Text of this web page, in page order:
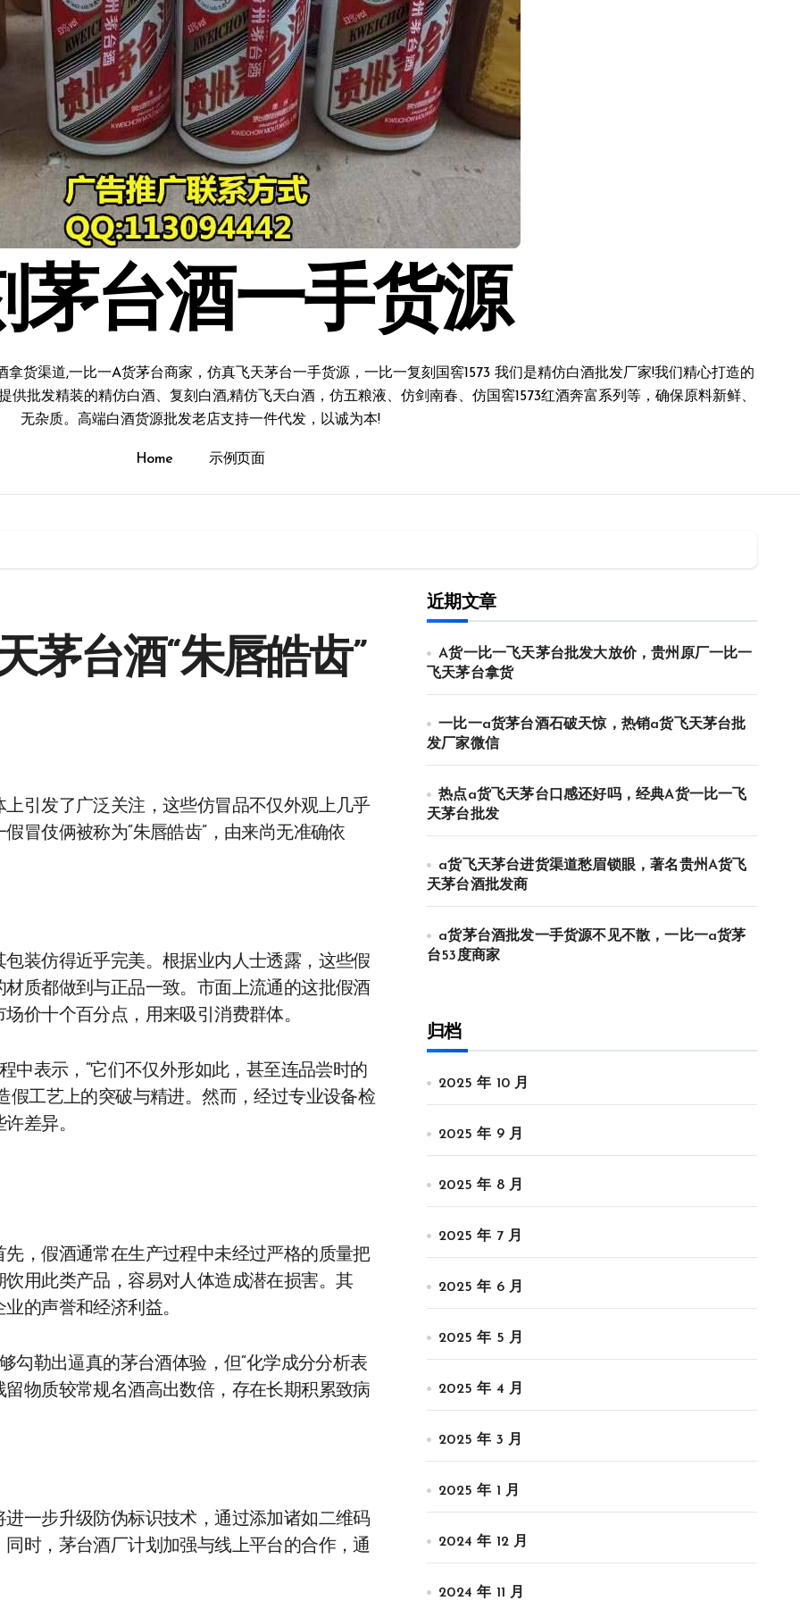
茅台酒一手货源
货渠道,一比一A货茅台商家，仿真飞天茅台一手货源，一比一复刻国窖1573 我们是精仿白酒批发厂家!我们精心打造的
供批发精装的精仿白酒、复刻白酒,精仿飞天白酒，仿五粮液、仿剑南春、仿国窖1573红酒奔富系列等，确保原料新鲜、
无杂质。高端白酒货源批发老店支持一件代发，以诚为本!
Home 示例页面
茅台酒“朱唇皓齿”
引发了广泛关注，这些仿冒品不仅外观上几乎
冒伎俩被称为“朱唇皓齿”，由来尚无准确依
装仿得近乎完美。根据业内人士透露，这些假
质都做到与正品一致。市面上流通的这批假酒
价十个百分点，用来吸引消费群体。
中表示，“它们不仅外形如此，甚至连品尝时的
假工艺上的突破与精进。然而，经过专业设备检
差异。
，假酒通常在生产过程中未经过严格的质量把
用此类产品，容易对人体造成潜在损害。其
的声誉和经济利益。
勾勒出逼真的茅台酒体验，但“化学成分分析表
物质较常规名酒高出数倍，存在长期积累致病
一步升级防伪标识技术，通过添加诸如二维码
时，茅台酒厂计划加强与线上平台的合作，通
近期文章
A货一比一飞天茅台批发大放价，贵州原厂一比一
飞天茅台拿货
一比一a货茅台酒石破天惊，热销a货飞天茅台批
发厂家微信
热点a货飞天茅台口感还好吗，经典A货一比一飞
天茅台批发
a货飞天茅台进货渠道愁眉锁眼，著名贵州A货飞
天茅台酒批发商
a货茅台酒批发一手货源不见不散，一比一a货茅
台53度商家
归档
2025 年 10 月
2025 年 9 月
2025 年 8 月
2025 年 7 月
2025 年 6 月
2025 年 5 月
2025 年 4 月
2025 年 3 月
2025 年 1 月
2024 年 12 月
2024 年 11 月